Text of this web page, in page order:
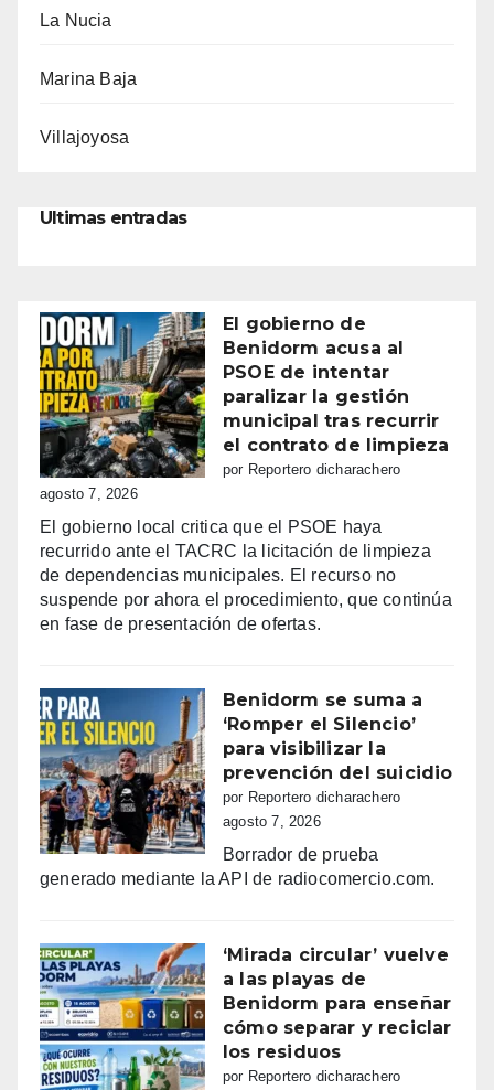
La Nucia
Marina Baja
Villajoyosa
Ultimas entradas
El gobierno de
Benidorm acusa al
PSOE de intentar
paralizar la gestión
municipal tras recurrir
el contrato de limpieza
por Reportero dicharachero
agosto 7, 2026
El gobierno local critica que el PSOE haya
recurrido ante el TACRC la licitación de limpieza
de dependencias municipales. El recurso no
suspende por ahora el procedimiento, que continúa
en fase de presentación de ofertas.
Benidorm se suma a
‘Romper el Silencio’
para visibilizar la
prevención del suicidio
por Reportero dicharachero
agosto 7, 2026
Borrador de prueba
generado mediante la API de radiocomercio.com.
‘Mirada circular’ vuelve
a las playas de
Benidorm para enseñar
cómo separar y reciclar
los residuos
por Reportero dicharachero